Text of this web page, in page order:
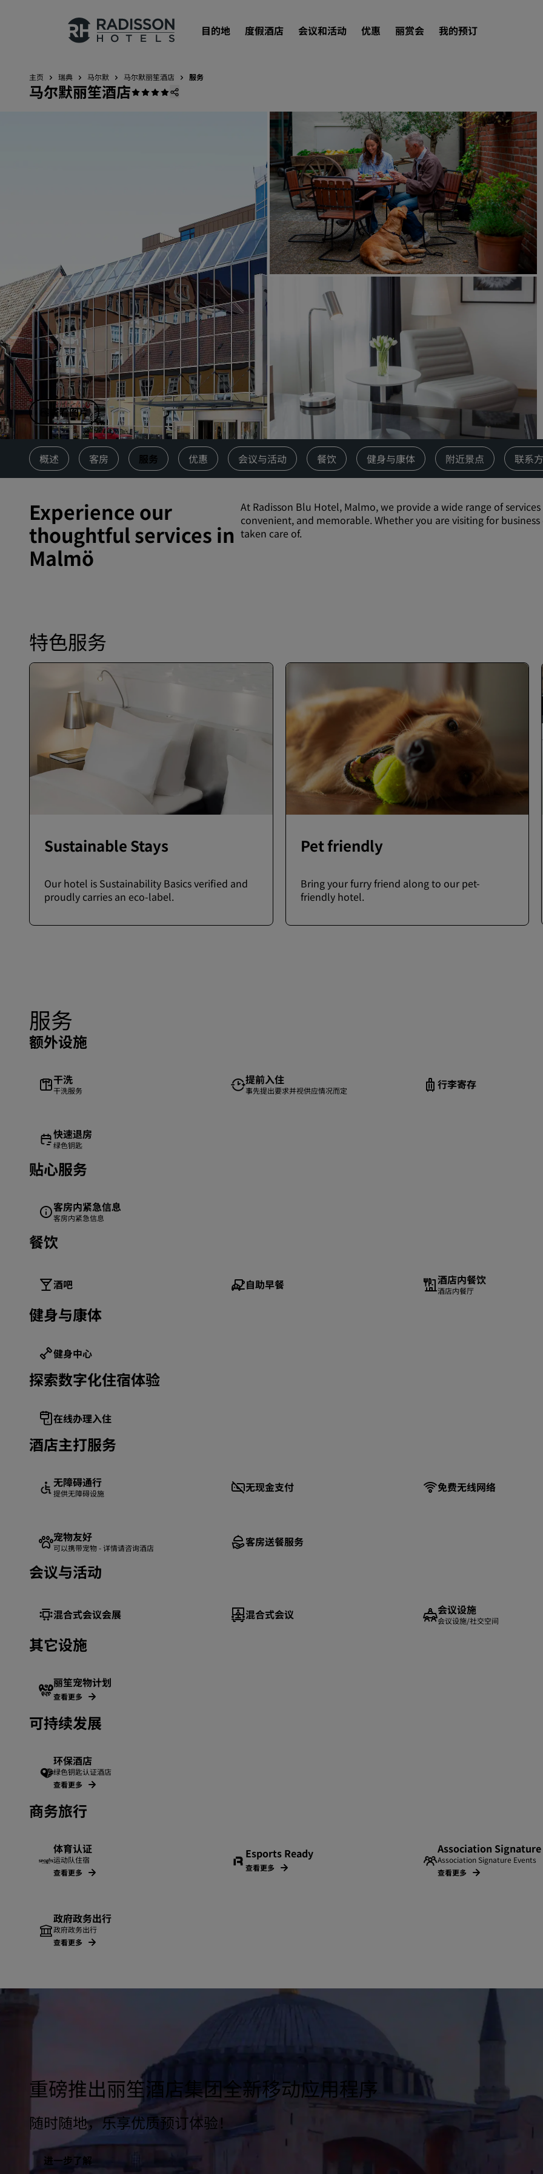
目的地 度假酒店 会议和活动 优惠 丽赏会 我的预订
我们的品牌
中国附属品牌
目的地
度假酒店
服务式公寓
机场酒店
新开业和即将开业的酒店
会议和活动
探索丽笙会议
预订会议空间
活动目的地
搜索航班
搜索航班
餐饮
搜索餐厅
数字服务
丽笙酒店集团应用程序
主页 瑞典 马尔默 马尔默丽笙酒店 服务
马尔默丽笙酒店
查看图片
概述 客房 服务 优惠 会议与活动 餐饮 健身与康体 附近景点 联系
Experience our
thoughtful services in
Malmö
At Radisson Blu Hotel, Malmo, we provide a wide range of
convenient, and memorable. Whether you are visiting for
taken care of.
特色服务
Sustainable Stays
Our hotel is Sustainability Basics verified and
proudly carries an eco-label.
Pet friendly
Bring your furry friend along to our pet-
friendly hotel.
服务
额外设施
干洗
干洗服务
提前入住
事先提出要求并视供应情况而定 行李寄存
快速退房
绿色钥匙
贴心服务
客房内紧急信息
客房内紧急信息
餐饮
酒吧 自助早餐 酒店内餐饮
酒店内餐厅
健身与康体
健身中心
探索数字化住宿体验
在线办理入住
酒店主打服务
无障碍通行
提供无障碍设施 无现金支付 免费无线网络
宠物友好
可以携带宠物 - 详情请咨询酒店 客房送餐服务
会议与活动
混合式会议会展 混合式会议 会议设施
会议设施/社交空间
其它设施
丽笙宠物计划
查看更多
可持续发展
环保酒店
绿色钥匙认证酒店
查看更多
商务旅行
体育认证
运动队住宿
查看更多
Esports Ready
查看更多
Association
Association Signature Events
查看更多
政府政务出行
政府政务出行
查看更多
重磅推出丽笙酒店集团全新移动应用程序
随时随地，乐享优质预订体验！
进一步了解